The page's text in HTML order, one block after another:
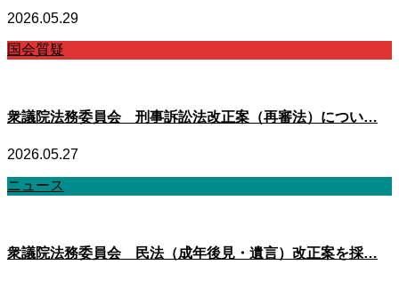
2026.05.29
国会質疑
衆議院法務委員会 刑事訴訟法改正案（再審法）につい…
2026.05.27
ニュース
衆議院法務委員会 民法（成年後見・遺言）改正案を採…